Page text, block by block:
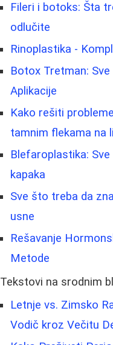
Fileri i botoks: Šta
odlučite
Rinoplastika -
Botox Tretman:
Aplikacije
Kako rešiti
tamnim flekama na
Blefaroplastika:
kapaka
Sve što treba da
usne
Rešavanje
Metode
Tekstovi na srodnim
Letnje vs. Zimsko
Vodič kroz Večitu